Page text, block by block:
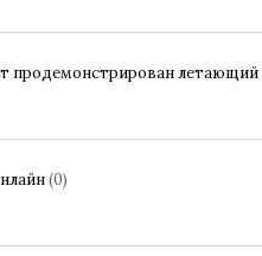
продемонстрирован
(0)